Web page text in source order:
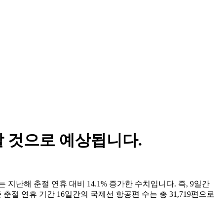
것으로 예상됩니다.
지난해 춘절 연휴 대비 14.1% 증가한 수치입니다. 즉, 9일간
절 연휴 기간 16일간의 국제선 항공편 수는 총 31,719편으로